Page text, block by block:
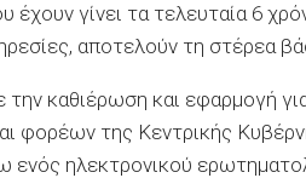
γίνει τα τελευταία 6
αποτελούν τη στέρεα
την καθιέρωση και εφαρμογή
φορέων της Κεντρικής
ενός ηλεκτρονικού